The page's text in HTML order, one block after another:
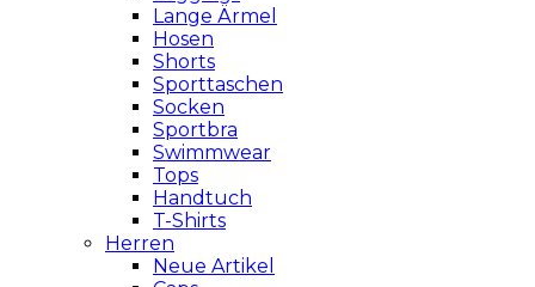
Lange Ärmel
Hosen
Shorts
Sporttaschen
Socken
Sportbra
Swimmwear
Tops
Handtuch
T-Shirts
Herren
Neue Artikel